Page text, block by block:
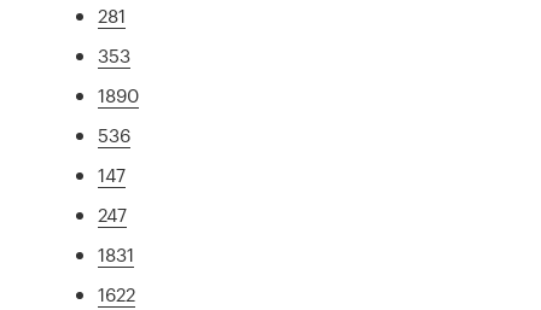
281
353
1890
536
147
247
1831
1622